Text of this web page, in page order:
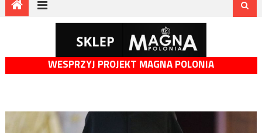
WESPRZYJ PROJEKT MAGNA POLONIA